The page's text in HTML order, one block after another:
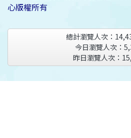
心版權所有
總計瀏覽人次：
今日瀏覽人次：
昨日瀏覽人次：